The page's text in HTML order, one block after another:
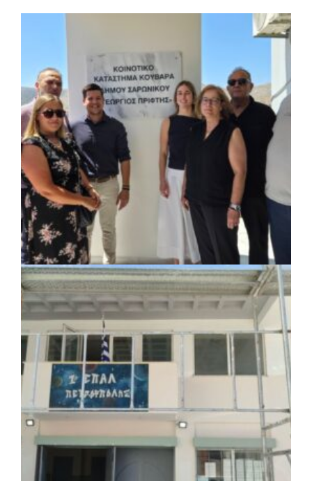
ΚΟΙΝΩΝΙΑ | 07/08/2026 · 18:01
Το Δημοτικό Κατάστημα Κουβαρά φέρει
πλέον το όνομα «Γεώργιος Πρίφτης»